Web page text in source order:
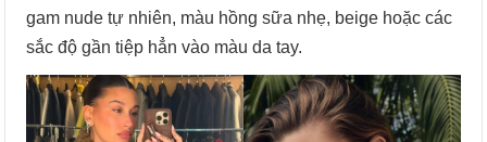
gam nude tự nhiên, màu hồng sữa nhẹ, beige hoặc các
sắc độ gần tiệp hẳn vào màu da tay.